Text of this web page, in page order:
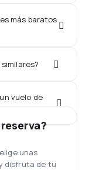
más baratos
vuelo de
unas
disfruta de tu